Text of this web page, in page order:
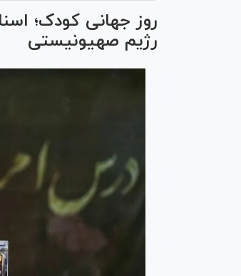
روز جهانی کودک؛
رژیم صهیونیستی